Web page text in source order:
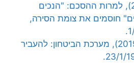
יובל בננו (2017), למרות ההסכם: "הנכים
חוסמים את צומת הסירה,
(שנת 2019), מערכת הביטחון: להעביר